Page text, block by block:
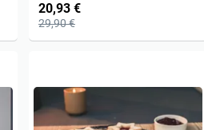
20,93 €
29,90 €